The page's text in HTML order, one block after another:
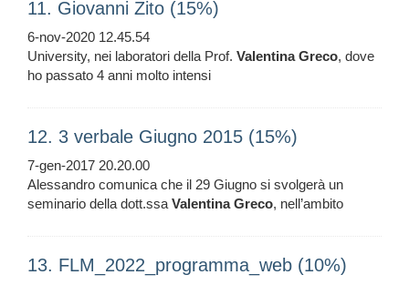
11. Giovanni Zito (15%)
6-nov-2020 12.45.54
University, nei laboratori della Prof. Valentina Greco, dove
ho passato 4 anni molto intensi
12. 3 verbale Giugno 2015 (15%)
7-gen-2017 20.20.00
Alessandro comunica che il 29 Giugno si svolgerà un
seminario della dott.ssaValentina Greco, nell’ambito
13. FLM_2022_programma_web (10%)